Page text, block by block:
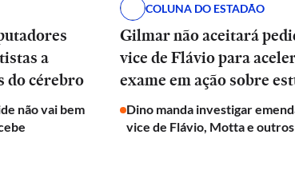
a
do cérebro
não vai bem
COLUNA DO ESTADÃO
Gilmar não aceitará
vice de Flávio para
exame em ação sobre
Dino manda investigar
vice de Flávio, Motta e outros